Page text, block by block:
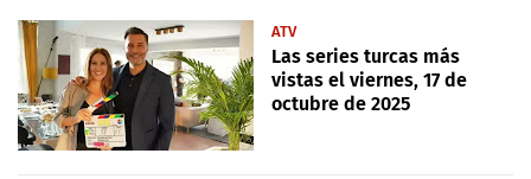
ATV
Las series turcas más
vistas el viernes, 17 de
octubre de 2025